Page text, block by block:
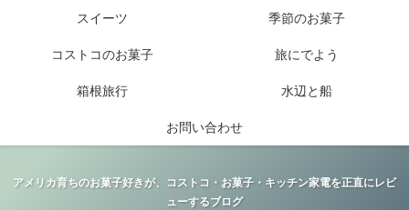
アメリカ育ちのお菓子好きが、コストコ・お菓子・キッチン家電を正直にレビ
ューするブログ
スイーツ 季節のお菓子
コストコのお菓子 旅にでよう
箱根旅行 水辺と船
お問い合わせ